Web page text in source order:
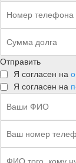
Отправить
Я согласен на
Я согласен на